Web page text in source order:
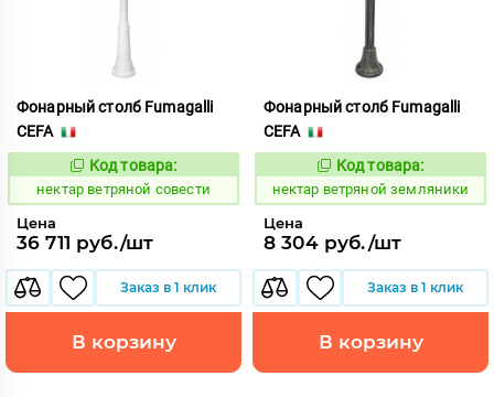
Фонарный столб Fumagalli
CEFA
Код:
1126398
Код товара:
нектар ветряной совести
Цена
36 711 руб./шт
Заказ в 1 клик
В корзину
Фонарный столб Fumagalli
CEFA
Код:
1126406
Код товара:
нектар ветряной земляники
Цена
8 304 руб./шт
Заказ в 1 клик
В корзину